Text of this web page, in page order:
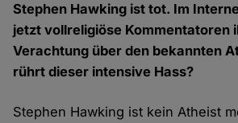
Stephen Hawking ist tot. Im
jetzt vollreligiöse Kommentatoren
Verachtung über den bekannten
rührt dieser intensive Hass?
Stephen Hawking ist kein Atheist